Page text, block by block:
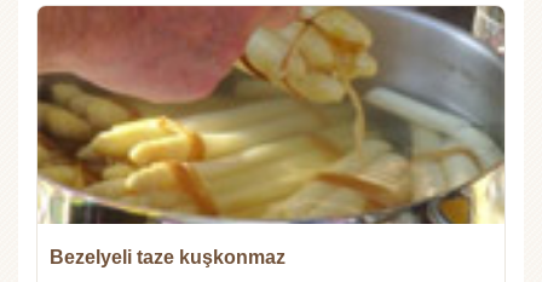
Bezelyeli taze kuşkonmaz